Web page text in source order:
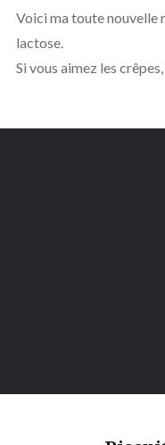
Voici ma toute nouvelle
lactose.
Si vous aimez les